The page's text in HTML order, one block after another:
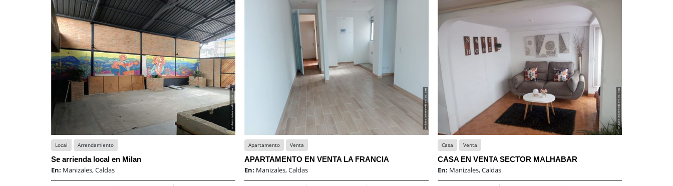
Local Arrendamiento
Se arrienda local en Milan
En: Manizales, Caldas
Apartamento Venta
APARTAMENTO EN VENTA LA FRANCIA
En: Manizales, Caldas
Casa Venta
CASA EN VENTA SECTOR MALHABAR
En: Manizales, Caldas